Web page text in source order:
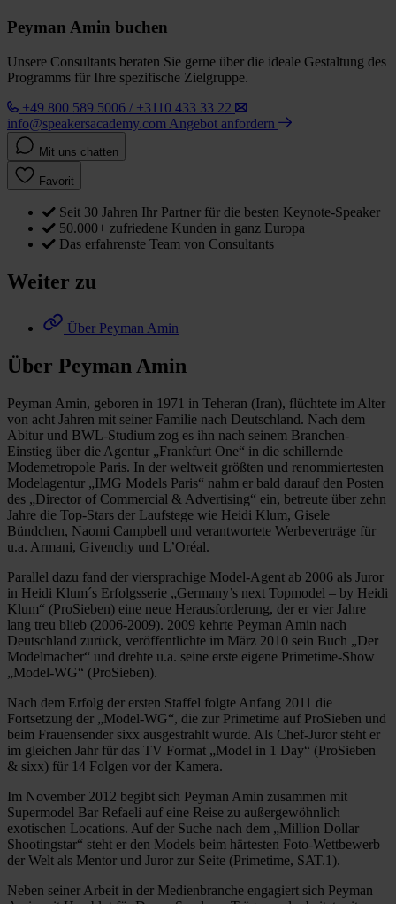
Peyman Amin buchen
Unsere Consultants beraten Sie gerne über die ideale Gestaltung des
Programms für Ihre spezifische Zielgruppe.
+49 800 589 5006 / +3110 433 33 22
info@speakersacademy.com Angebot anfordern
Mit uns chatten
Favorit
Seit 30 Jahren Ihr Partner für die besten Keynote-Speaker
50.000+ zufriedene Kunden in ganz Europa
Das erfahrenste Team von Consultants
Weiter zu
Über Peyman Amin
Über Peyman Amin
Peyman Amin, geboren in 1971 in Teheran (Iran), flüchtete im Alter
von acht Jahren mit seiner Familie nach Deutschland. Nach dem
Abitur und BWL-Studium zog es ihn nach seinem Branchen-
Einstieg über die Agentur „Frankfurt One“ in die schillernde
Modemetropole Paris. In der weltweit größten und renommiertesten
Modelagentur „IMG Models Paris“ nahm er bald darauf den Posten
des „Director of Commercial & Advertising“ ein, betreute über zehn
Jahre die Top-Stars der Laufstege wie Heidi Klum, Gisele
Bündchen, Naomi Campbell und verantwortete Werbeverträge für
u.a. Armani, Givenchy und L’Oréal.
Parallel dazu fand der viersprachige Model-Agent ab 2006 als Juror
in Heidi Klum´s Erfolgsserie „Germany’s next Topmodel – by Heidi
Klum“ (ProSieben) eine neue Herausforderung, der er vier Jahre
lang treu blieb (2006-2009). 2009 kehrte Peyman Amin nach
Deutschland zurück, veröffentlichte im März 2010 sein Buch „Der
Modelmacher“ und drehte u.a. seine erste eigene Primetime-Show
„Model-WG“ (ProSieben).
Nach dem Erfolg der ersten Staffel folgte Anfang 2011 die
Fortsetzung der „Model-WG“, die zur Primetime auf ProSieben und
beim Frauensender sixx ausgestrahlt wurde. Als Chef-Juror steht er
im gleichen Jahr für das TV Format „Model in 1 Day“ (ProSieben
& sixx) für 14 Folgen vor der Kamera.
Im November 2012 begibt sich Peyman Amin zusammen mit
Supermodel Bar Refaeli auf eine Reise zu außergewöhnlich
exotischen Locations. Auf der Suche nach dem „Million Dollar
Shootingstar“ steht er den Models beim härtesten Foto-Wettbewerb
der Welt als Mentor und Juror zur Seite (Primetime, SAT.1).
Neben seiner Arbeit in der Medienbranche engagiert sich Peyman